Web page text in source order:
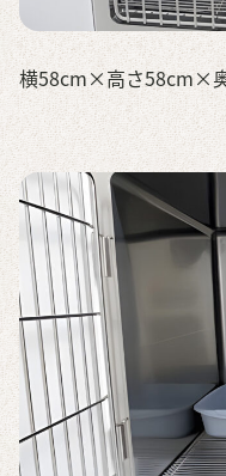
横58cm×高さ58cm×